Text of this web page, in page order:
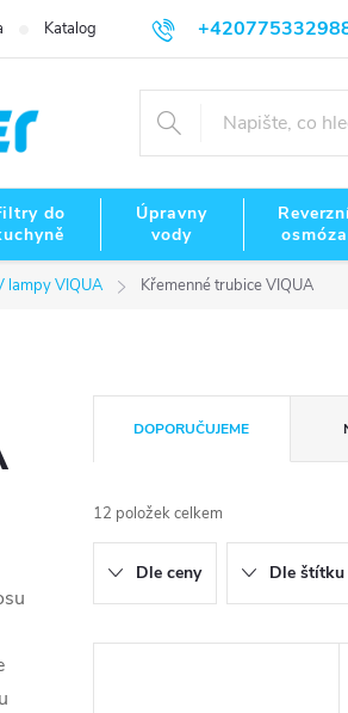
Katalog
do
Úpravny
vody
osmóza
lampy VIQUA Křemenné trubice VIQUA
a
z
e
n
DOPORUČUJEME
12 položek celkem
Dle ceny Dle štítku